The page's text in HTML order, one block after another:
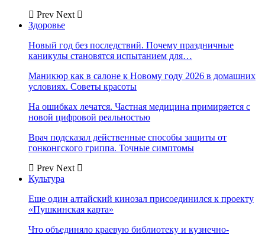
Prev Next
Здоровье
Новый год без последствий. Почему праздничные
каникулы становятся испытанием для…
Маникюр как в салоне к Новому году 2026 в домашних
условиях. Советы красоты
На ошибках лечатся. Частная медицина примиряется с
новой цифровой реальностью
Врач подсказал действенные способы защиты от
гонконгского гриппа. Точные симптомы
Prev Next
Культура
Еще один алтайский кинозал присоединился к проекту
«Пушкинская карта»
Что объединяло краевую библиотеку и кузнечно-